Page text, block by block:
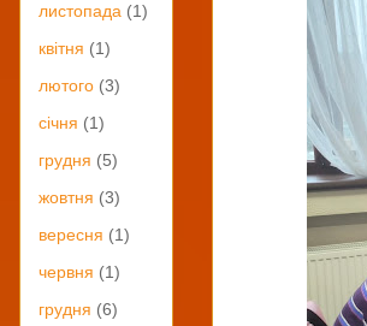
листопада (1)
квітня (1)
лютого (3)
січня (1)
грудня (5)
жовтня (3)
вересня (1)
червня (1)
грудня (6)